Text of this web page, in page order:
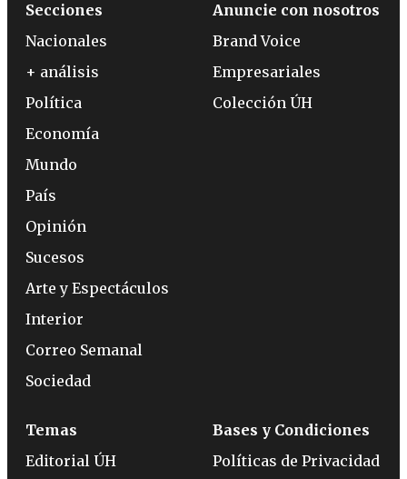
Secciones
Nacionales
+ análisis
Política
Economía
Mundo
País
Opinión
Sucesos
Arte y Espectáculos
Interior
Correo Semanal
Sociedad
Anuncie con nosotros
Brand Voice
Empresariales
Colección ÚH
Temas
Editorial ÚH
Bases y Condiciones
Políticas de Privacidad